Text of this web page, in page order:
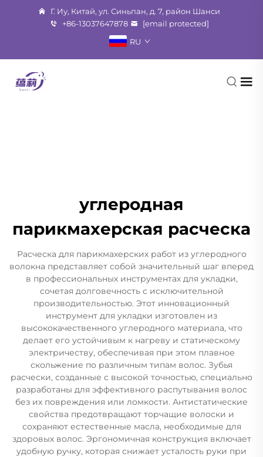
Г. Иу, Китай, ул. Синьпан, д. 7, район Шанси
+86-13037647878
[email protected]
RU
углеродная
парикмахерская расческа
Расческа для парикмахерских работ из углеродного
волокна представляет собой значительный шаг вперед
в профессиональных инструментах для укладки,
сочетая долговечность с исключительной
производительностью. Этот инновационный
инструмент для укладки изготовлен из
высококачественного углеродного материала, что
делает его устойчивым к нагреву и статическому
электричеству, обеспечивая при этом плавное
скольжение по различным типам волос. Зубья
расчески, созданные с высокой точностью, специально
разработаны для эффективного распутывания волос
без их повреждения или ломкости. Антистатические
свойства предотвращают торчащие волоски и
сохраняют естественные масла, необходимые для
здоровых волос. Эргономичная конструкция включает
удобную ручку, которая снижает усталость руки при